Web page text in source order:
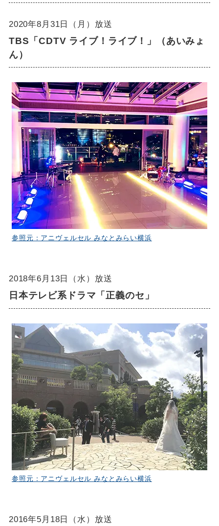
2020年8月31日（月）放送
TBS「CDTV ライブ！ライブ！」（あいみょ
ん）
参照元：アニヴェルセル みなとみらい横浜
2018年6月13日（水）放送
日本テレビ系ドラマ「正義のセ」
参照元：アニヴェルセル みなとみらい横浜
2016年5月18日（水）放送